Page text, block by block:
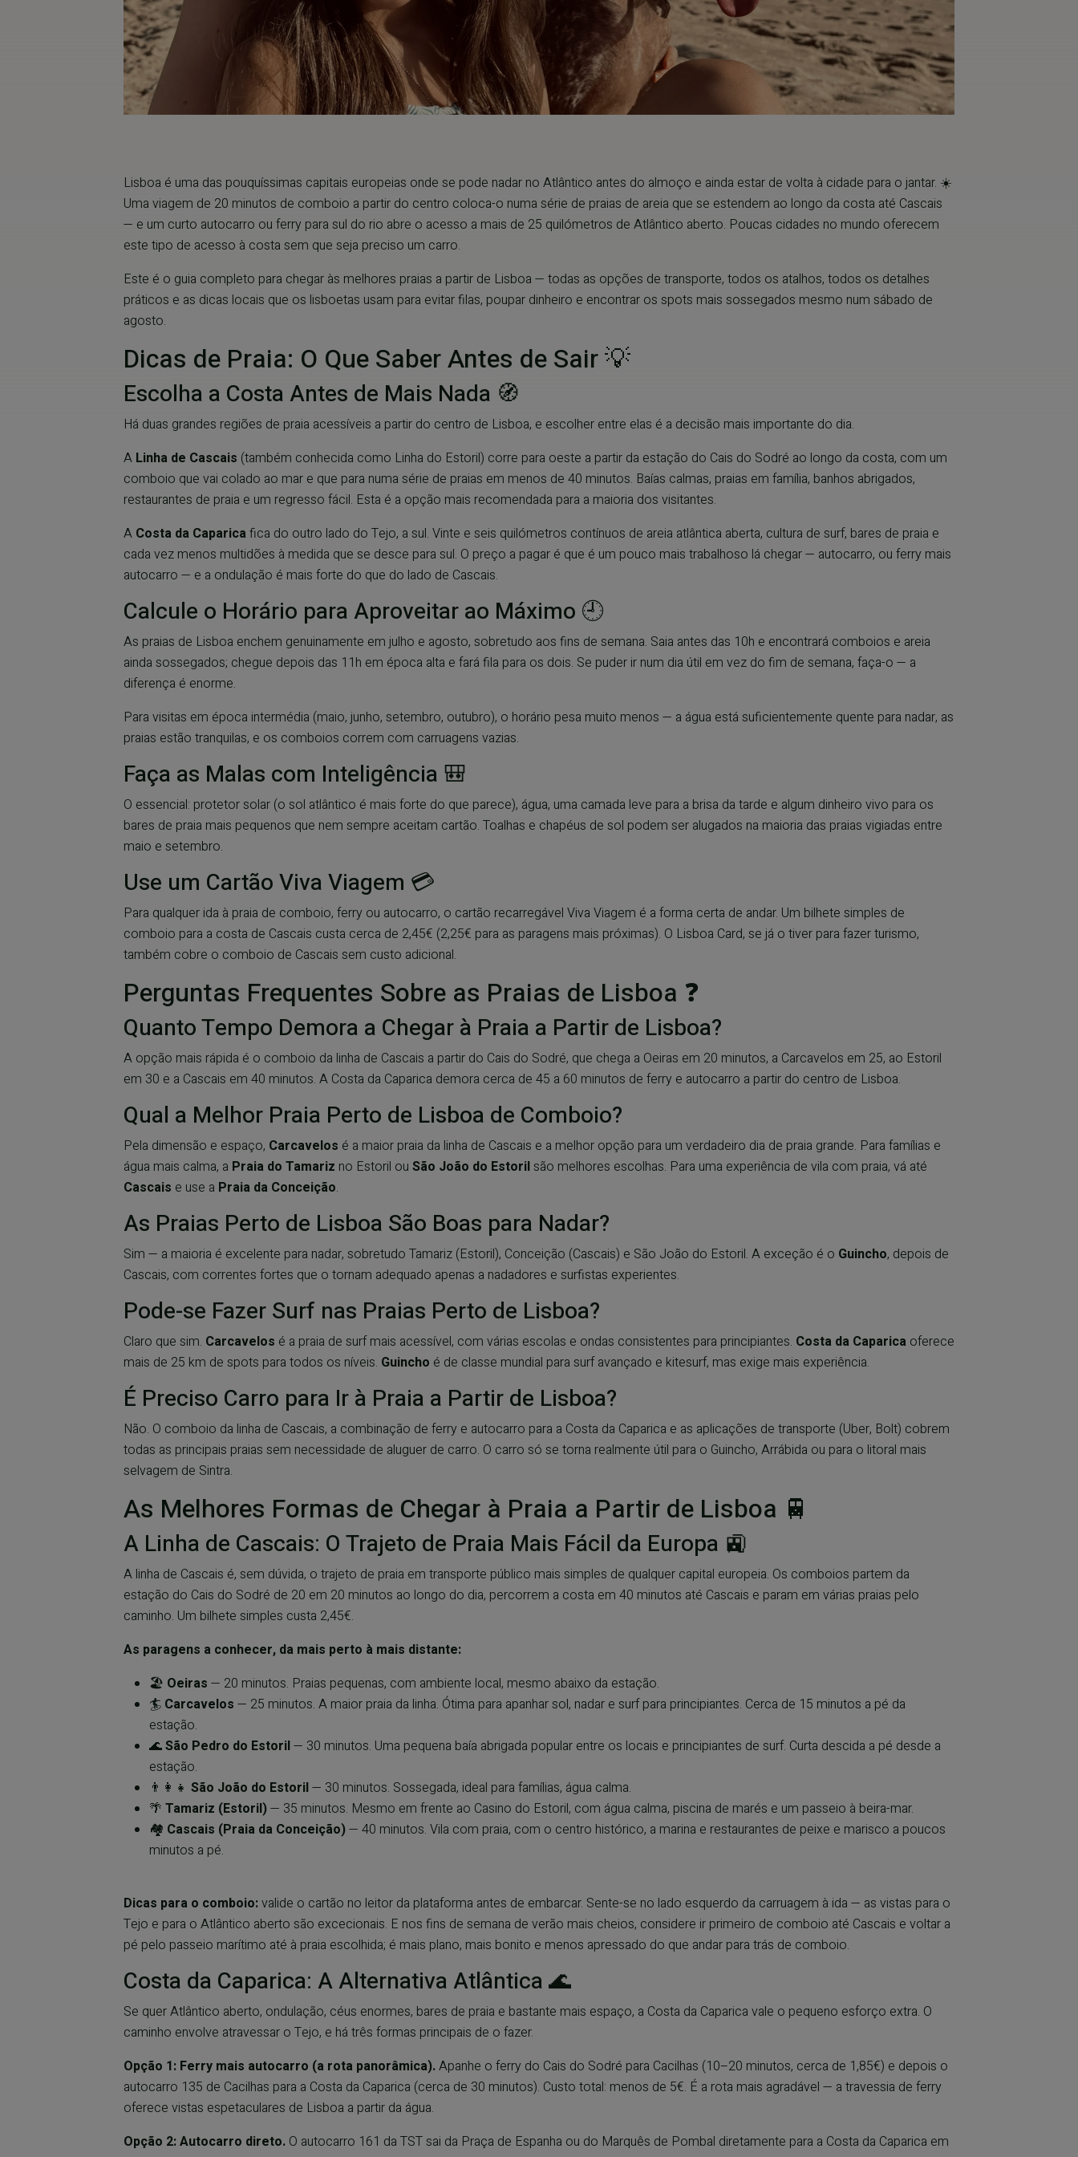
Lisboa é uma das pouquíssimas capitais europeias onde se pode nadar no Atlântico antes do almoço e ainda estar de volta à cidade para o jantar. ☀️
Uma viagem de 20 minutos de comboio a partir do centro coloca-o numa série de praias de areia que se estendem ao longo da costa até Cascais
— e um curto autocarro ou ferry para sul do rio abre o acesso a mais de 25 quilómetros de Atlântico aberto. Poucas cidades no mundo oferecem
este tipo de acesso à costa sem que seja preciso um carro.
Este é o guia completo para chegar às melhores praias a partir de Lisboa — todas as opções de transporte, todos os atalhos, todos os detalhes
práticos e as dicas locais que os lisboetas usam para evitar filas, poupar dinheiro e encontrar os spots mais sossegados mesmo num sábado de
agosto.
Dicas de Praia: O Que Saber Antes de Sair 💡
Escolha a Costa Antes de Mais Nada 🧭
Há duas grandes regiões de praia acessíveis a partir do centro de Lisboa, e escolher entre elas é a decisão mais importante do dia.
A Linha de Cascais (também conhecida como Linha do Estoril) corre para oeste a partir da estação do Cais do Sodré ao longo da costa, com um
comboio que vai colado ao mar e que para numa série de praias em menos de 40 minutos. Baías calmas, praias em família, banhos abrigados,
restaurantes de praia e um regresso fácil. Esta é a opção mais recomendada para a maioria dos visitantes.
A Costa da Caparica fica do outro lado do Tejo, a sul. Vinte e seis quilómetros contínuos de areia atlântica aberta, cultura de surf, bares de praia e
cada vez menos multidões à medida que se desce para sul. O preço a pagar é que é um pouco mais trabalhoso lá chegar — autocarro, ou ferry mais
autocarro — e a ondulação é mais forte do que do lado de Cascais.
Calcule o Horário para Aproveitar ao Máximo 🕘
As praias de Lisboa enchem genuinamente em julho e agosto, sobretudo aos fins de semana. Saia antes das 10h e encontrará comboios e areia
ainda sossegados; chegue depois das 11h em época alta e fará fila para os dois. Se puder ir num dia útil em vez do fim de semana, faça-o — a
diferença é enorme.
Para visitas em época intermédia (maio, junho, setembro, outubro), o horário pesa muito menos — a água está suficientemente quente para nadar, as
praias estão tranquilas, e os comboios correm com carruagens vazias.
Faça as Malas com Inteligência 🎒
O essencial: protetor solar (o sol atlântico é mais forte do que parece), água, uma camada leve para a brisa da tarde e algum dinheiro vivo para os
bares de praia mais pequenos que nem sempre aceitam cartão. Toalhas e chapéus de sol podem ser alugados na maioria das praias vigiadas entre
maio e setembro.
Use um Cartão Viva Viagem 💳
Para qualquer ida à praia de comboio, ferry ou autocarro, o cartão recarregável Viva Viagem é a forma certa de andar. Um bilhete simples de
comboio para a costa de Cascais custa cerca de 2,45€ (2,25€ para as paragens mais próximas). O Lisboa Card, se já o tiver para fazer turismo,
também cobre o comboio de Cascais sem custo adicional.
Perguntas Frequentes Sobre as Praias de Lisboa ❓
Quanto Tempo Demora a Chegar à Praia a Partir de Lisboa?
A opção mais rápida é o comboio da linha de Cascais a partir do Cais do Sodré, que chega a Oeiras em 20 minutos, a Carcavelos em 25, ao Estoril
em 30 e a Cascais em 40 minutos. A Costa da Caparica demora cerca de 45 a 60 minutos de ferry e autocarro a partir do centro de Lisboa.
Qual a Melhor Praia Perto de Lisboa de Comboio?
Pela dimensão e espaço, Carcavelos é a maior praia da linha de Cascais e a melhor opção para um verdadeiro dia de praia grande. Para famílias e
água mais calma, a Praia do Tamariz no Estoril ou São João do Estorilsão melhores escolhas. Para uma experiência de vila com praia, vá até
Cascais e use a Praia da Conceição.
As Praias Perto de Lisboa São Boas para Nadar?
Sim — a maioria é excelente para nadar, sobretudo Tamariz (Estoril), Conceição (Cascais) e São João do Estoril. A exceção é o Guincho, depois de
Cascais, com correntes fortes que o tornam adequado apenas a nadadores e surfistas experientes.
Pode-se Fazer Surf nas Praias Perto de Lisboa?
Claro que sim. Carcavelos é a praia de surf mais acessível, com várias escolas e ondas consistentes para principiantes. Costa da Caparica oferece
mais de 25 km de spots para todos os níveis. Guincho é de classe mundial para surf avançado e kitesurf, mas exige mais experiência.
É Preciso Carro para Ir à Praia a Partir de Lisboa?
Não. O comboio da linha de Cascais, a combinação de ferry e autocarro para a Costa da Caparica e as aplicações de transporte (Uber, Bolt) cobrem
todas as principais praias sem necessidade de aluguer de carro. O carro só se torna realmente útil para o Guincho, Arrábida ou para o litoral mais
selvagem de Sintra.
As Melhores Formas de Chegar à Praia a Partir de Lisboa 🚆
A Linha de Cascais: O Trajeto de Praia Mais Fácil da Europa 🚉
A linha de Cascais é, sem dúvida, o trajeto de praia em transporte público mais simples de qualquer capital europeia. Os comboios partem da
estação do Cais do Sodré de 20 em 20 minutos ao longo do dia, percorrem a costa em 40 minutos até Cascais e param em várias praias pelo
caminho. Um bilhete simples custa 2,45€.
As paragens a conhecer, da mais perto à mais distante:
🏖️ Oeiras — 20 minutos. Praias pequenas, com ambiente local, mesmo abaixo da estação.
🏄 Carcavelos — 25 minutos. A maior praia da linha. Ótima para apanhar sol, nadar e surf para principiantes. Cerca de 15 minutos a pé da
estação.
🌊São Pedro do Estoril— 30 minutos. Uma pequena baía abrigada popular entre os locais e principiantes de surf. Curta descida a pé desde a
estação.
👨‍👩‍👧 São João do Estoril— 30 minutos. Sossegada, ideal para famílias, água calma.
🌴 Tamariz (Estoril)— 35 minutos. Mesmo em frente ao Casino do Estoril, com água calma, piscina de marés e um passeio à beira-mar.
🏘️ Cascais (Praia da Conceição)— 40 minutos. Vila com praia, com o centro histórico, a marina e restaurantes de peixe e marisco a poucos
minutos a pé.
Dicas para o comboio:valide o cartão no leitor da plataforma antes de embarcar. Sente-se no lado esquerdo da carruagem à ida — as vistas para o
Tejo e para o Atlântico aberto são excecionais. E nos fins de semana de verão mais cheios, considere ir primeiro de comboio até Cascais e voltar a
pé pelo passeio marítimo até à praia escolhida; é mais plano, mais bonito e menos apressado do que andar para trás de comboio.
Costa da Caparica: A Alternativa Atlântica 🌊
Se quer Atlântico aberto, ondulação, céus enormes, bares de praia e bastante mais espaço, a Costa da Caparica vale o pequeno esforço extra. O
caminho envolve atravessar o Tejo, e há três formas principais de o fazer.
Opção 1: Ferry mais autocarro (a rota panorâmica).Apanhe o ferry do Cais do Sodré para Cacilhas (10–20 minutos, cerca de 1,85€) e depois o
autocarro 135 de Cacilhas para a Costa da Caparica (cerca de 30 minutos). Custo total: menos de 5€. É a rota mais agradável — a travessia de ferry
oferece vistas espetaculares de Lisboa a partir da água.
Opção 2: Autocarro direto. O autocarro 161 da TST sai da Praça de Espanha ou do Marquês de Pombal diretamente para a Costa da Caparica em